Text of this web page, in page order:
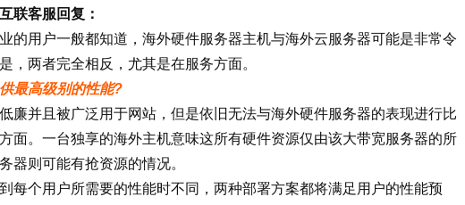
联客服回复：
的用户一般都知道，海外硬件服务器主机与海外云服务器可能是非常令
，两者完全相反，尤其是在服务方面。
最高级别的性能?
廉并且被广泛用于网站，但是依旧无法与海外硬件服务器的表现进行比
面。一台独享的海外主机意味这所有硬件资源仅由该大带宽服务器的所
器则可能有抢资源的情况。
每个用户所需要的性能时不同，两种部署方案都将满足用户的性能预